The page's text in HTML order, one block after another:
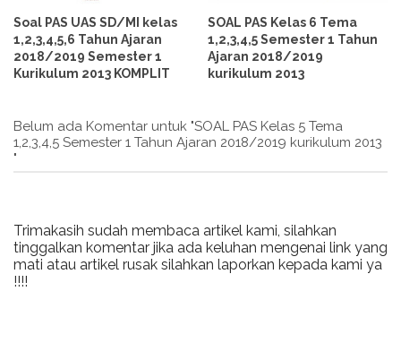
Soal PAS UAS SD/MI kelas
1,2,3,4,5,6 Tahun Ajaran
2018/2019 Semester 1
Kurikulum 2013 KOMPLIT
SOAL PAS Kelas 6 Tema
1,2,3,4,5 Semester 1 Tahun
Ajaran 2018/2019
kurikulum 2013
Belum ada Komentar untuk "SOAL PAS Kelas 5 Tema
1,2,3,4,5 Semester 1 Tahun Ajaran 2018/2019 kurikulum 2013
"
Trimakasih sudah membaca artikel kami, silahkan
tinggalkan komentar jika ada keluhan mengenai link yang
mati atau artikel rusak silahkan laporkan kepada kami ya
!!!!